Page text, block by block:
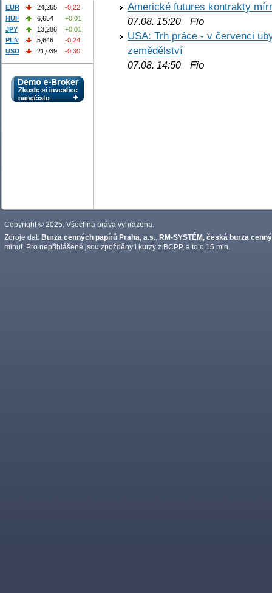
Americké futures kontrakty
07.08. 15:20 Fio
USA: Trh práce - v červenci
zemědělství
07.08. 14:50 Fio
EUR 24,265
-0,22
HUF
6,654
+0,01
JPY
13,286
+0,01
PLN
5,646
-0,24
USD
21,039 -0,30
Copyright © 2025. Všechna práva vyhrazena.
Zdroje dat: Burza cenných papírů Praha, a.s. RM-SYSTÉM, česká burza
minut. Pro nepřihlášené jsou zpožděny i kurzy z BCPP, a to o 15 min.